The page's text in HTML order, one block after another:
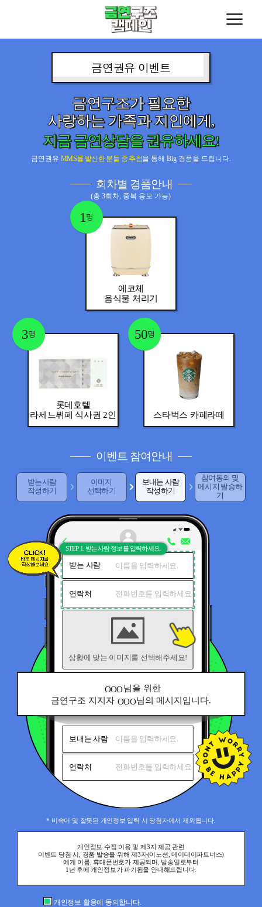
금연권유 이벤트
금연구조가 필요한
사랑하는 가족과 지인에게,
지금 금연상담을 권유하세요!
금연권유 MMS를 발신한 분들 중 추첨을 통해 Big 경품을 드립니다.
회차별 경품안내
(총 3회차, 중복 응모 가능)
1명
에코체
음식물 처리기
3명
롯데호텔
라세느뷔페 식사권 2인
50명
스타벅스 카페라떼
이벤트 참여안내
받는사람
작성하기
이미지
선택하기
보내는 사람
작성하기
참여동의 및
메시지 발송하
기
받는 사람
연락처
상황에 맞는 이미지를 선택해주세요!
보내는 사람
연락처
OOO님을 위한
금연구조 지지자 OOO님의 메시지입니다.
* 비속어 및 잘못된 개인정보 입력 시 당첨자에서 제외됩니다.
개인정보 수집 이용 및 제3자 제공 관련
이벤트 당첨 시, 경품 발송을 위해 제3자(이노션, 메이데이파트너스)
에게 이름, 휴대폰번호가 제공되며, 발송일로부터
1년 후에 개인정보가 파기됨을 안내해드립니다.
개인정보 활용에 동의합니다.